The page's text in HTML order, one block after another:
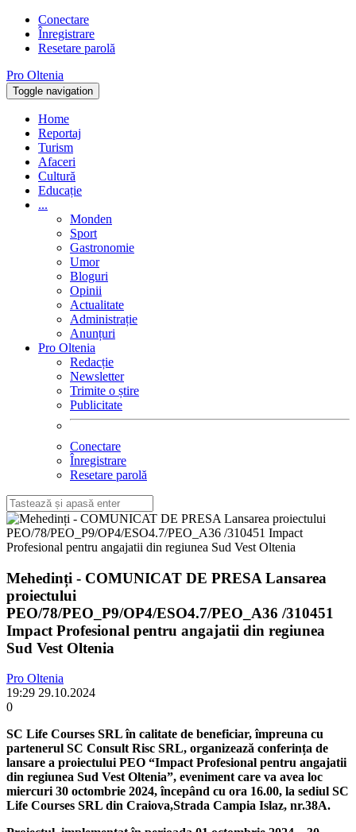
Conectare
Înregistrare
Resetare parolă
Pro Oltenia
Toggle navigation
Home
Reportaj
Turism
Afaceri
Cultură
Educație
...
Monden
Sport
Gastronomie
Umor
Bloguri
Opinii
Actualitate
Administrație
Anunțuri
Pro Oltenia
Redacție
Newsletter
Trimite o știre
Publicitate
Conectare
Înregistrare
Resetare parolă
Mehedinți - COMUNICAT DE PRESA Lansarea
proiectului
PEO/78/PEO_P9/OP4/ESO4.7/PEO_A36 /310451
Impact Profesional pentru angajatii din regiunea
Sud Vest Oltenia
Pro Oltenia
19:29 29.10.2024
0
SC Life Courses SRL în calitate de beneficiar, împreuna cu
partenerul SC Consult Risc SRL, organizează conferința de
lansare a proiectului PEO “Impact Profesional pentru angajatii
din regiunea Sud Vest Oltenia”, eveniment care va avea loc
miercuri 30 octombrie 2024, începând cu ora 16.00, la sediul SC
Life Courses SRL din Craiova,Strada Campia Islaz, nr.38A.